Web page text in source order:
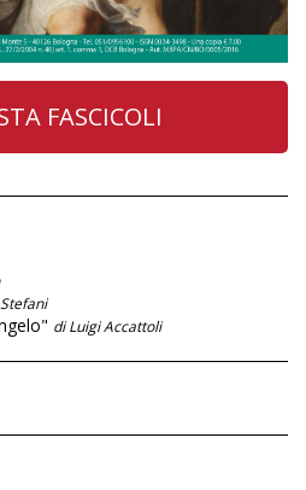
FASCICOLI
di Luigi Accattoli